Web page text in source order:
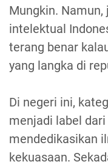
Mungkin.
intelektual
terang benar
yang langka di
Di negeri ini,
menjadi label
mendedikasikan
kekuasaan.